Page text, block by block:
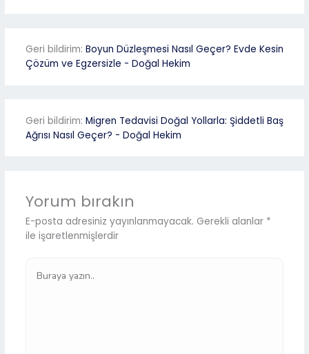
Geri bildirim: Boyun Düzleşmesi Nasıl Geçer? Evde Kesin
Çözüm ve Egzersizle - Doğal Hekim
Geri bildirim: Migren Tedavisi Doğal Yollarla: Şiddetli Baş
Ağrısı Nasıl Geçer? - Doğal Hekim
Yorum bırakın
E-posta adresiniz yayınlanmayacak. Gerekli alanlar *
ile işaretlenmişlerdir
yazın..